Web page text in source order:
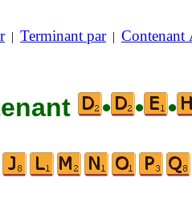
| Terminant par| Contenant
• • •